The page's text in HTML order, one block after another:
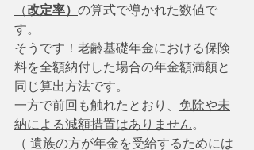
（改定率） の算式で導かれた数値で
す。
そうです！老齢基礎年金における保険
料を全額納付した場合の年金額満額と
同じ算出方法です。
一方で前回も触れたとおり、 免除や未
納による減額措置はありません。
（ 遺族の方が年金を受給するためには